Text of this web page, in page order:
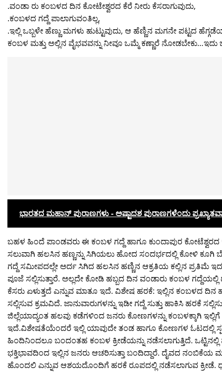
.ವಂಡಾ ರು ಕಂಬಳದ ದಿನ ಕೋಟೇಶ್ವರದ ಕೆರೆ ನೀರು ಕೆಸರಾಗುವುದು,
.ಕಂಬಳದ ಗದ್ದೆ ಪಾಲಾಗುವಂತಿಲ್ಲ,
.ಇಲ್ಲಿ ಒಬ್ಬಳೇ ಹೆಣ್ಣು ಮಗಳು ಹುಟ್ಟುವುದು, ಆ ಹೆಣ್ಣಿನ ಮಗನೇ ಪಟ್ಟದ
ಕಂಬಳ ಮತ್ತು ಅಲ್ಲಿನ ವೈಭವವನ್ನು ನೀವೂ ಒಮ್ಮೆ ಕಣ್ಣಾರೆ
ಭಾರತದ ಮಹಾನ್ ಪುರಾಣಗಳು ‌- ಅಷ್ಟಾದಶ ಪುರಾಣಗಳೆಂದು
ಬಹಳ ಹಿಂದೆ ಪಾಂಡವರು ಈ ಕಂಬಳ ಗದ್ದೆ ಹಾಗೂ ಕುಂದಾಪುರ ಕೋಟೆಶ್ವರದ
ಸಲುವಾಗಿ ಹಲಸಿನ ಹಣ್ಣನ್ನು ಸಿಗಿಯಲು ಹೋದ ಸಂದರ್ಭದಲ್ಲಿ ಕೋಳಿ ಕೂಗಿ
ಗದ್ದೆ ಸಮೀಪದಲ್ಲೇ ಅರ್ದ ಸಿಗಿದ ಹಲಸಿನ ಹಣ್ಣಿನ ಆಕ್ರತಿಯ ಕಲ್ಲಿನ ಪ್ರತಿಮೆ
ಪೂಜೆ ಸಲ್ಲಿಸುತ್ತಾರೆ. ಅಲ್ಲದೇ ಕೋಡಿ ಹಬ್ಬದ ದಿನ ವಂಡಾರು ಕಂಬಳ
ಕೆಸರು ಏಳುತ್ತದೆ ಎನ್ನುವ ಮಾತೂ ಇದೆ. ವಿಶೇಷ ಹರಕೆ: ಇಲ್ಲಿನ ಕಂಬಳದ
ಸಲ್ಲಿಸುವ ಕ್ರಮವಿದೆ. ಜಾನುವಾರುಗಳನ್ನು ಇಡೀ ಗದ್ದೆ ಸುತ್ತು ಹಾಕಿಸಿ ಹರಕೆ
ಜಿಲ್ಲೆಯಾದ್ಯಂತ ಹಲವು ಕಡೆಗಳಿಂದ ಜನರು ಕೋಣಗಳನ್ನು ಕಂಬಳಕ್ಕಾಗಿ
ಇದೆ.ವಿಶೇಷತೆಯೆಂದರೆ ಇಲ್ಲಿ ಯಾವುದೇ ತಂಡ ಹಾಗೂ ಕೋಣಗಳ ಓಟದಲ್ಲಿ
ಹಿಂದಿನಿಂದಲೂ ಬಂದಂತಹ ಕಂಬಳ ಕ್ರೀಡೆಯನ್ನು ನಡೆಸಲಾಗುತ್ತಿದೆ.
ಭಕ್ತಿಭಾವದಿಂದ ಇಲ್ಲಿನ ಜನರು ಆಚರಿಸುತ್ತಾ ಬಂದಿದ್ದಾರೆ. ದೈವದ
ಹೊಂದಲಿ ಎನ್ನುವ ಆಶಯದೊಂದಿಗೆ ಹರಕೆ ರೂಪದಲ್ಲಿ ನಡೆಸಲಾಗುವ